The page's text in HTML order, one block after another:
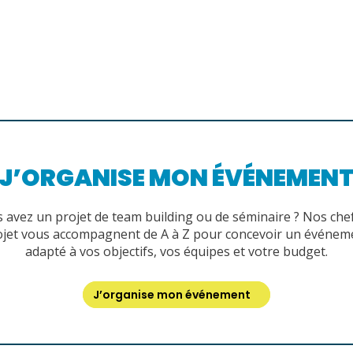
J’ORGANISE MON ÉVÉNEMENT
avez un projet de team building ou de séminaire ? Nos
vous accompagnent de A à Z pour concevoir un
adapté à vos objectifs, vos équipes et votre budget.
J’organise mon événement